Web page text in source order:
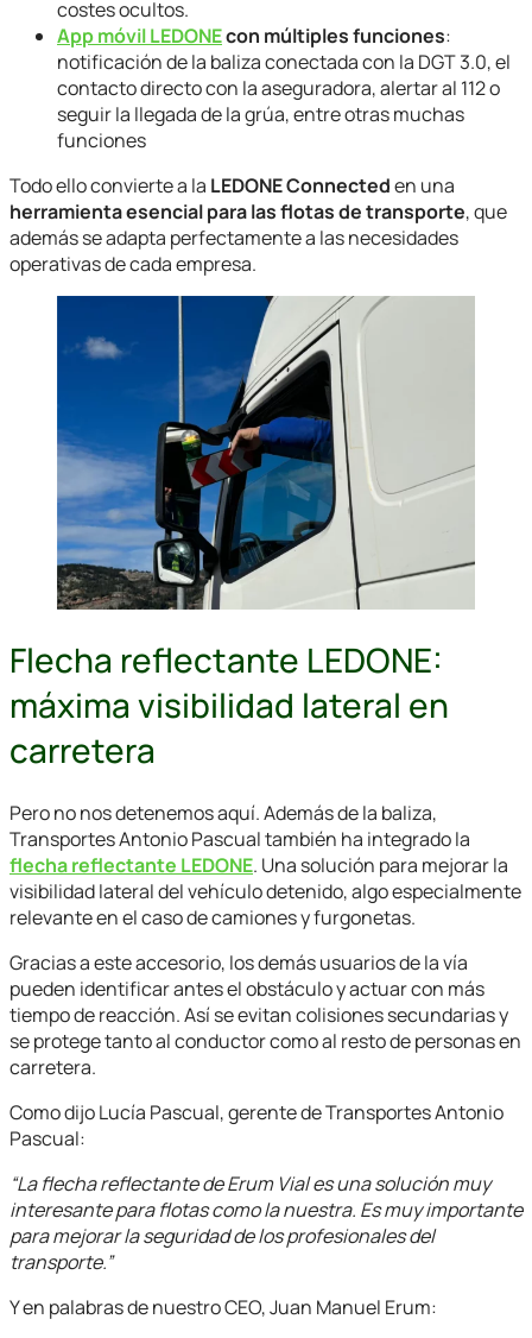
costes ocultos.
App móvil LEDONEcon múltiples funciones:
notificación de la baliza conectada con la DGT 3.0, el
contacto directo con la aseguradora, alertar al 112 o
seguir la llegada de la grúa, entre otras muchas
funciones
Todo ello convierte a la LEDONE Connecteden una
herramienta esencial para las flotas de transporte, que
además se adapta perfectamente a las necesidades
operativas de cada empresa.
Flecha reflectante LEDONE:
máxima visibilidad lateral en
carretera
Pero no nos detenemos aquí. Además de la baliza,
Transportes Antonio Pascual también ha integrado la
flecha reflectante LEDONE. Una solución para mejorar la
visibilidad lateral del vehículo detenido, algo especialmente
relevante en el caso de camiones y furgonetas.
Gracias a este accesorio, los demás usuarios de la vía
pueden identificar antes el obstáculo y actuar con más
tiempo de reacción. Así se evitan colisiones secundarias y
se protege tanto al conductor como al resto de personas en
carretera.
Como dijo Lucía Pascual, gerente de Transportes Antonio
Pascual:
“La flecha reflectante de Erum Vial es una solución muy
interesante para flotas como la nuestra. Es muy importante
para mejorar la seguridad de los profesionales del
transporte.”
Y en palabras de nuestro CEO, Juan Manuel Erum: